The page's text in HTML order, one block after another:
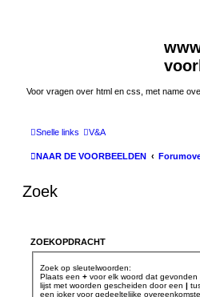
Voor vragen over html en css, met name
Snelle links V&A
NAAR DE VOORBEELDEN
Zoek
ZOEKOPDRACHT
Zoek op sleutelwoorden:
Plaats een +voor elk woord dat gevonden
lijst met woorden gescheiden door een
een joker voor gedeeltelijke